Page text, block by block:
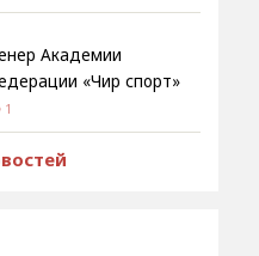
Академии
«Чир спорт»
1